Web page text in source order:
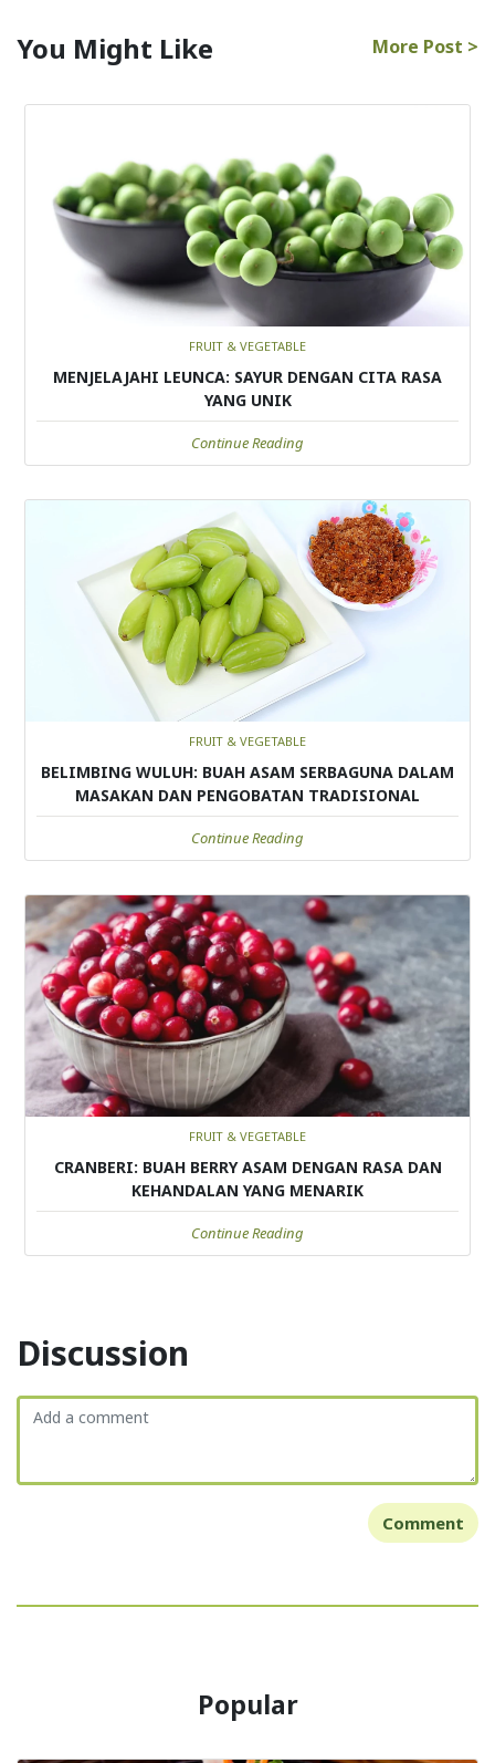
You Might Like More Post >
FRUIT & VEGETABLE
MENJELAJAHI LEUNCA: SAYUR DENGAN CITA RASA
YANG UNIK
Continue Reading
FRUIT & VEGETABLE
BELIMBING WULUH: BUAH ASAM SERBAGUNA DALAM
MASAKAN DAN PENGOBATAN TRADISIONAL
Continue Reading
FRUIT & VEGETABLE
CRANBERI: BUAH BERRY ASAM DENGAN RASA DAN
KEHANDALAN YANG MENARIK
Continue Reading
Discussion
Comment
Popular